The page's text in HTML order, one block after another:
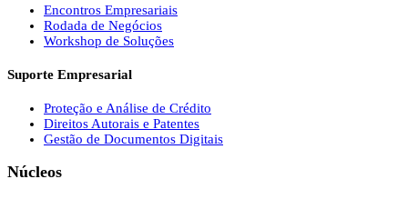
Encontros Empresariais
Rodada de Negócios
Workshop de Soluções
Suporte Empresarial
Proteção e Análise de Crédito
Direitos Autorais e Patentes
Gestão de Documentos Digitais
Núcleos